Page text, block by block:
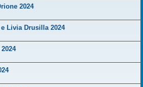
2024
Livia Drusilla 2024